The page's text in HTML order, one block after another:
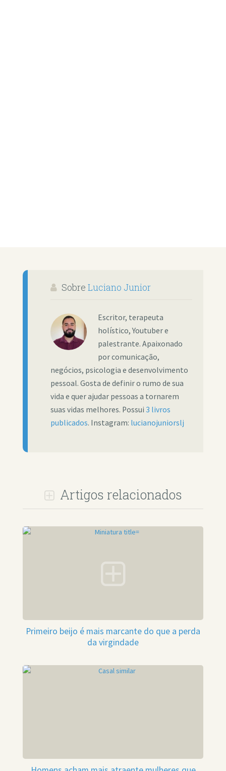
Sobre Luciano Junior
Escritor, terapeuta
holístico, Youtuber e
palestrante. Apaixonado
por comunicação,
negócios, psicologia e desenvolvimento
pessoal. Gosta de definir o rumo de sua
vida e quer ajudar pessoas a tornarem
suas vidas melhores. Possui 3 livros
publicados. Instagram: lucianojuniorslj
Artigos relacionados
Primeiro beijo é mais marcante do que a perda
da virgindade